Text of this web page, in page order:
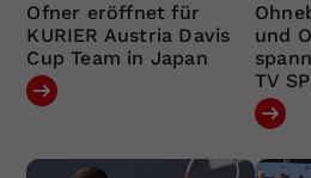
Ofner eröffnet für
KURIER Austria Davis
Cup Team in Japan
und
TV